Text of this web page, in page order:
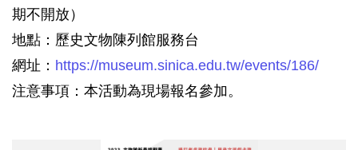
期不開放）
地點：歷史文物陳列館服務台
網址： https://museum.sinica.edu.tw/events/186/
注意事項：本活動為現場報名參加。